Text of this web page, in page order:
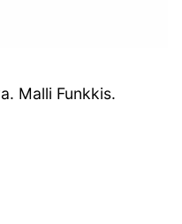
Malli Funkkis.